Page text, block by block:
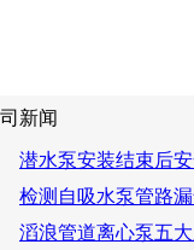
新闻
潜水泵安装结束后
检测自吸水泵管路
滔浪管道离心泵五